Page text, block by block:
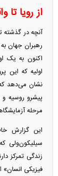
از رویا تا
آنچه در
رهبران جهان
اکنون به یک
اولیه که این
نشان می‌دهد که
پیشرو روسیه و
مرحله
این گزارش
سیلیکون‌ولی
زندگی تمرکز
فیزیکی